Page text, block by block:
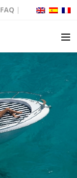
FAQ|